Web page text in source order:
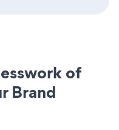
of
Brand